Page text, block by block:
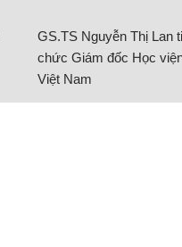
GS.TS Nguyễn Thị Lan
chức Giám đốc Học
Việt Nam